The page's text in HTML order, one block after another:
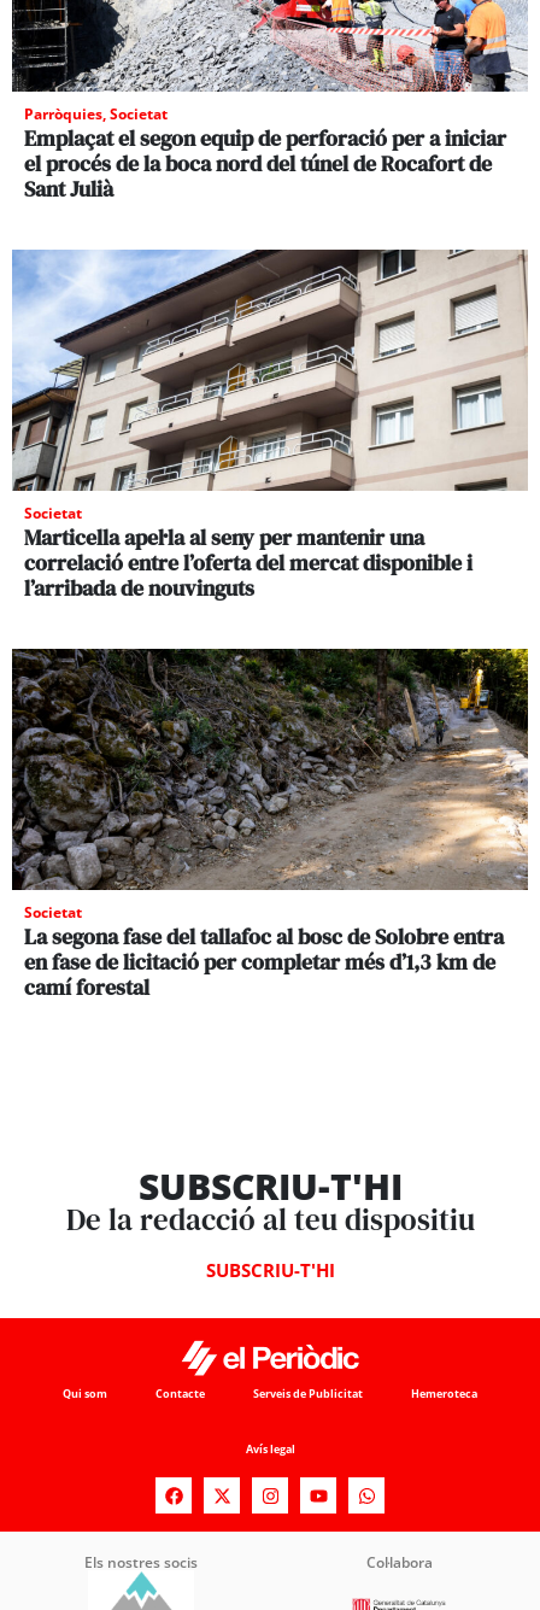
Parròquies,Societat
Emplaçat el segon equip de perforació per a iniciar
el procés de la boca nord del túnel de Rocafort de
Sant Julià
Societat
Marticella apel·la al seny per mantenir una
correlació entre l’oferta del mercat disponible i
l’arribada de nouvinguts
Societat
La segona fase del tallafoc al bosc de Solobre entra
en fase de licitació per completar més d’1,3 km de
camí forestal
SUBSCRIU-T'HI
De la redacció al teu dispositiu
SUBSCRIU-T'HI
Qui som Contacte Serveis de Publicitat Hemeroteca
Avís legal
Els nostres socis Col·labora